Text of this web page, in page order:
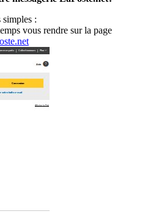
simples :
vous rendre sur la page